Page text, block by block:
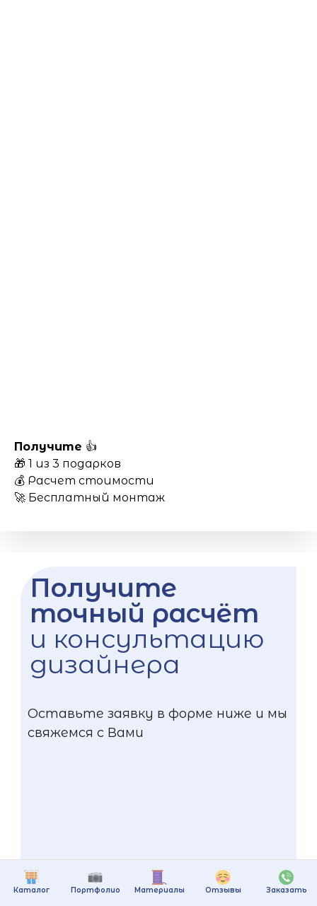
Каталог Портфолио Материалы Отзывы Заказать
Получите 👍
🎁 1 из 3 подарков
💰 Расчет стоимости
🚀 Бесплатный монтаж
Получите
точный расчёт
и консультацию
дизайнера
Оставьте заявку в форме ниже и мы
свяжемся с Вами